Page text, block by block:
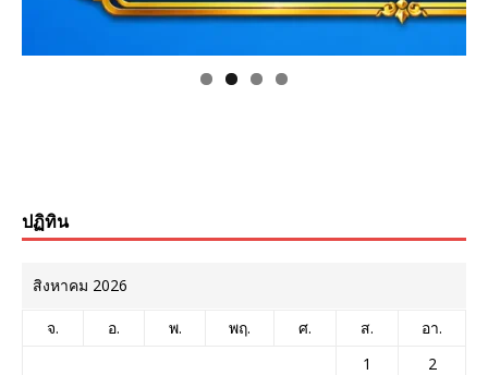
ปฏิทิน
สิงหาคม 2026
จ. อ. พ. พฤ. ศ. ส.
อา.
1
2